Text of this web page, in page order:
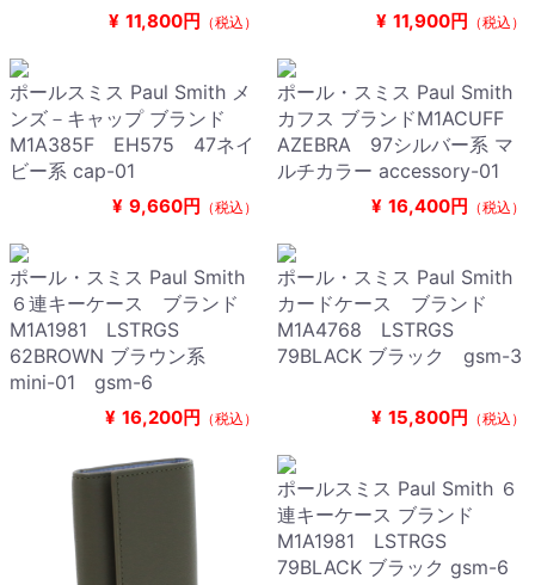
¥ 11,800円 （税込） ¥ 11,900円 （税込）
ポールスミス Paul Smith メ
ンズ－キャップ ブランド
M1A385F EH575 47ネイ
ビー系 cap-01
¥ 9,660円 （税込）
ポール・スミス Paul Smith
カフス ブランドM1ACUFF
AZEBRA 97シルバー系 マ
ルチカラー accessory-01
¥ 16,400円 （税込）
ポール・スミス Paul Smith
６連キーケース ブランド
M1A1981 LSTRGS
62BROWN ブラウン系
mini-01 gsm-6
¥ 16,200円 （税込）
ポール・スミス Paul Smith
カードケース ブランド
M1A4768 LSTRGS
79BLACK ブラック gsm-3
¥ 15,800円 （税込）
ポールスミス Paul Smith ６
連キーケース ブランド
M1A1981 LSTRGS
79BLACK ブラック gsm-6